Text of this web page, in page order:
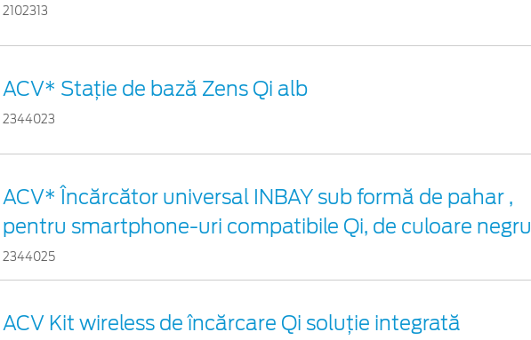
2102313
ACV* Stație de bază Zens Qi alb
2344023
ACV* Încărcător universal INBAY sub formă de pahar ,
pentru smartphone-uri compatibile Qi, de culoare negru
2344025
ACV Kit wireless de încărcare Qi soluție integrată